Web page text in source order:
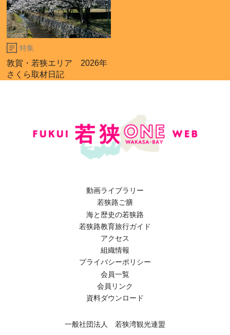
特集
敦賀・若狭エリア 2026年
さくら取材日記
動画ライブラリー
若狭路ご膳
海と歴史の若狭路
若狭路教育旅行ガイド
アクセス
組織情報
プライバシーポリシー
会員一覧
会員リンク
資料ダウンロード
一般社団法人 若狭湾観光連盟